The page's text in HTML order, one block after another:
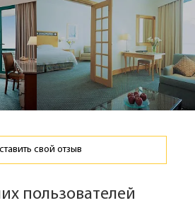
свой отзыв
пользователей